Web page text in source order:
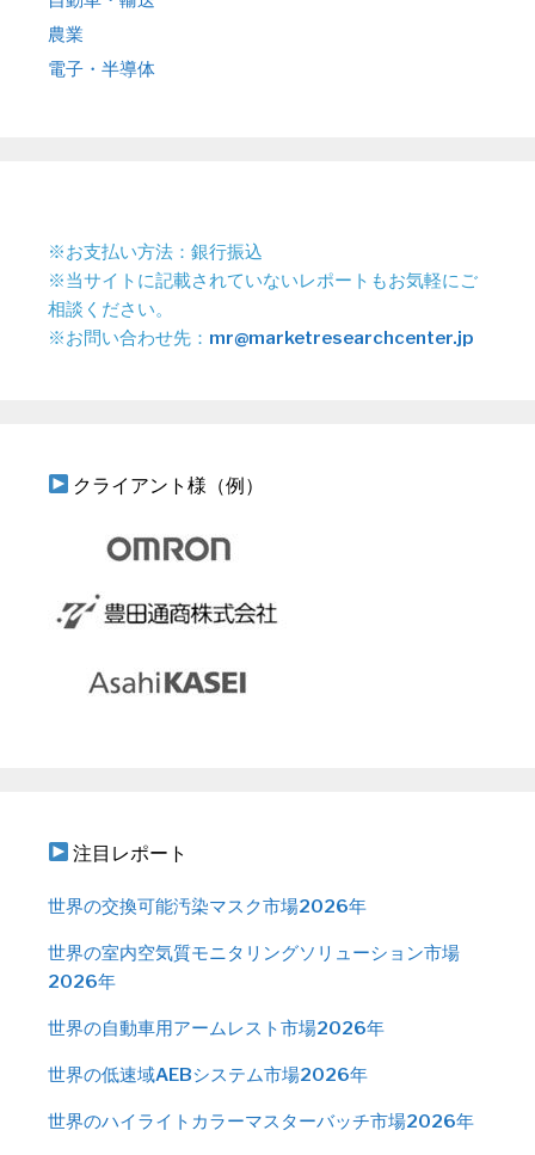
農業
電子・半導体
※お支払い方法：銀行振込
※当サイトに記載されていないレポートもお気軽にご
相談ください。
※お問い合わせ先： mr@marketresearchcenter.jp
クライアント様（例）
注目レポート
世界の交換可能汚染マスク市場2026年
世界の室内空気質モニタリングソリューション市場
2026年
世界の自動車用アームレスト市場2026年
世界の低速域AEBシステム市場2026年
世界のハイライトカラーマスターバッチ市場2026年